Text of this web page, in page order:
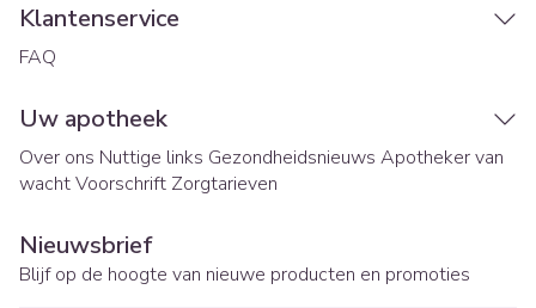
Klantenservice
FAQ
Uw apotheek
Over ons Nuttige links Gezondheidsnieuws Apotheker van
wachtVoorschrift Zorgtarieven
Nieuwsbrief
Blijf op de hoogte van nieuwe producten en promoties